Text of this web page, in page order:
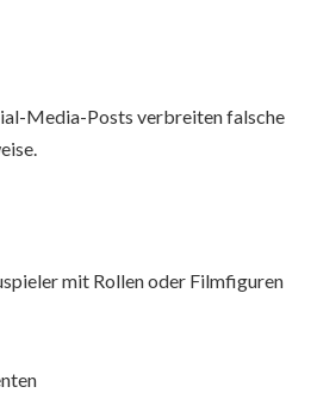
Media-Posts verbreiten falsche
mit Rollen oder Filmfiguren